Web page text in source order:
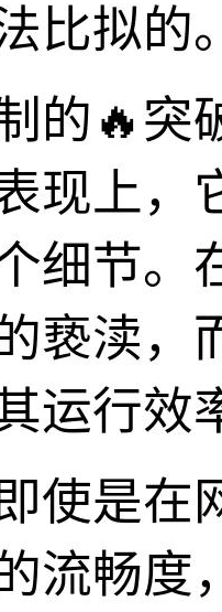
比拟的
的🔥突
现上，
细节。
亵渎，
运行效
使是在
流畅度